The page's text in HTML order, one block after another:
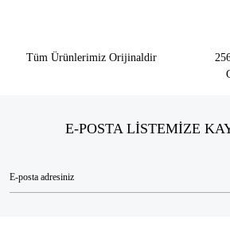
Tüm Ürünlerimiz Orijinaldir
E-POSTA LİSTEMİZE